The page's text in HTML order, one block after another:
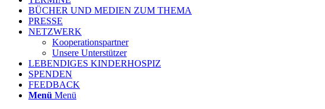
BÜCHER UND MEDIEN ZUM THEMA
PRESSE
NETZWERK
Kooperationspartner
Unsere Unterstützer
LEBENDIGES KINDERHOSPIZ
SPENDEN
FEEDBACK
Menü Menü